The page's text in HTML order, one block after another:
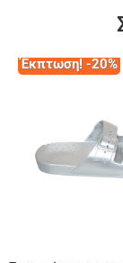
Έκπτωση! -20%